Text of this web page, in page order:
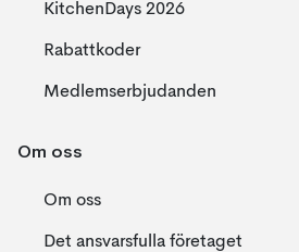
KitchenDays 2026
Rabattkoder
Medlemserbjudanden
Om oss
Om oss
Det ansvarsfulla företaget